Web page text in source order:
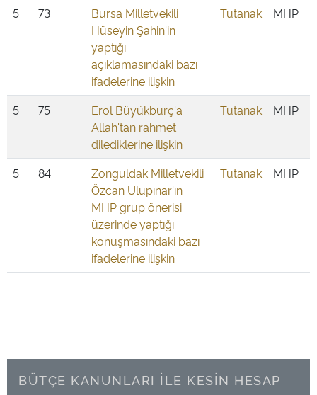
5 73
Bursa Milletvekili
Hüseyin Şahin'in
yaptığı
açıklamasındaki bazı
ifadelerine ilişkin
Tutanak MHP
5 75
Erol Büyükburç'a
Allah'tan rahmet
dilediklerine ilişkin
Tutanak MHP
5 84
Zonguldak Milletvekili
Özcan Ulupınar'ın
MHP grup önerisi
üzerinde yaptığı
konuşmasındaki bazı
ifadelerine ilişkin
Tutanak MHP
BÜTÇE KANUNLARI İLE KESİN HESAP